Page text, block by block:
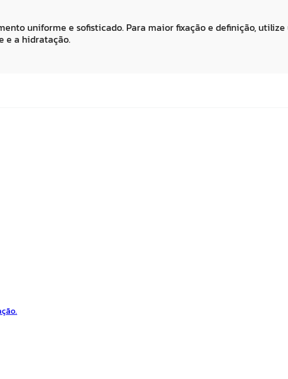
uniforme e sofisticado. Para maior fixação e definição,
e a hidratação.